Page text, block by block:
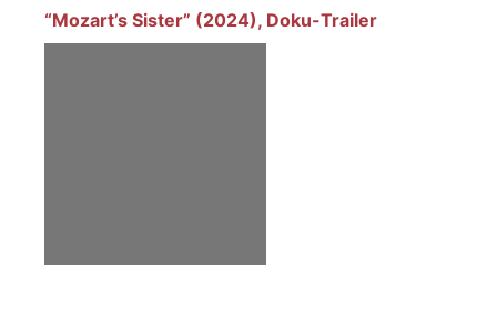
“Mozart’s Sister” (2024), Doku-Trailer